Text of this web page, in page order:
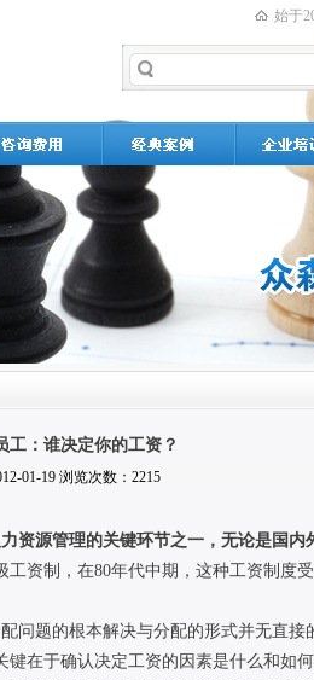
始于
工：谁决定你的工资？
01-19 浏览次数：2215
资源管理的关键环节之一，无论是国内
工资制，在80年代中期，这种工资制度
问题的根本解决与分配的形式并无直接
在于确认决定工资的因素是什么和如何